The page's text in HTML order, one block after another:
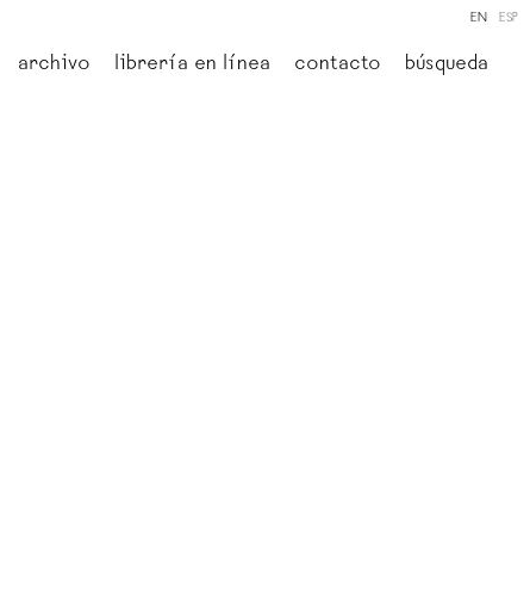
archivo librería en línea contacto búsqueda
EN ESP